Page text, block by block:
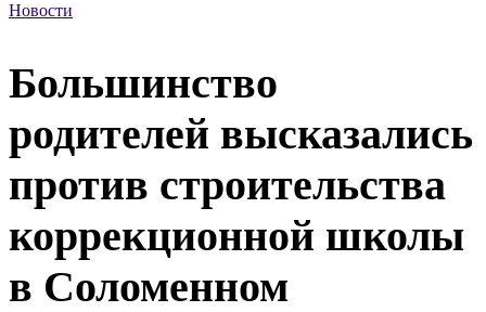
Новости
Большинство
родителей высказались
против строительства
коррекционной школы
в Соломенном